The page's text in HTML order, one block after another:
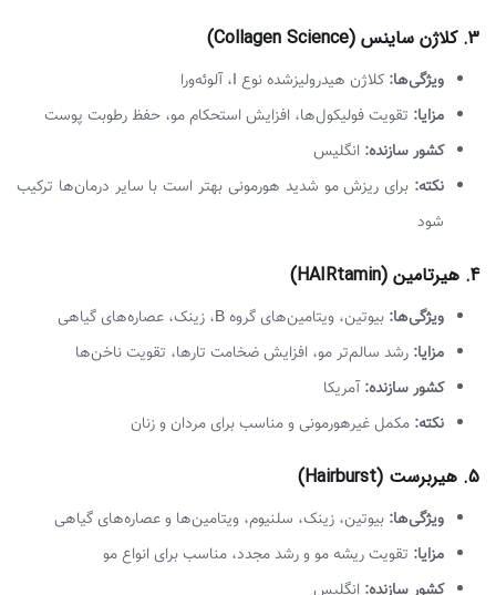
3. کلاژن ساینس (Collagen Science)
ویژگی‌ها: کلاژن هیدرولیزشده نوع I، آلوئه‌ورا
مزایا: تقویت فولیکول‌ها، افزایش استحکام مو، حفظ رطوبت پوست
کشور سازنده: انگلیس
نکته: برای ریزش مو شدید هورمونی بهتر است با سایر درمان‌ها ترکیب
شود
4. هیرتامین (HAIRtamin)
ویژگی‌ها: بیوتین، ویتامین‌های گروه B، زینک، عصاره‌های گیاهی
مزایا: رشد سالم‌تر مو، افزایش ضخامت تارها، تقویت ناخن‌ها
کشور سازنده:آمریکا
نکته: مکمل غیرهورمونی و مناسب برای مردان و زنان
5. هیربرست (Hairburst)
ویژگی‌ها: بیوتین، زینک، سلنیوم، ویتامین‌ها و عصاره‌های گیاهی
مزایا: تقویت ریشه مو و رشد مجدد، مناسب برای انواع مو